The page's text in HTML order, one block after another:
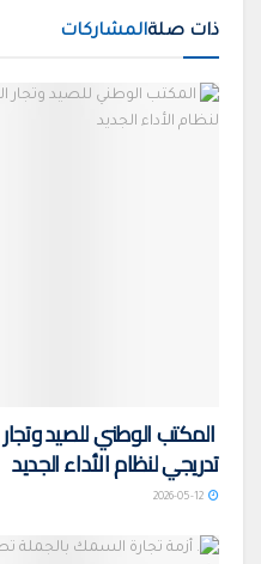
ذات صلةالمشاركات
المكتب الوطني للصيد
تدريجي لنظام الأداء الجديد